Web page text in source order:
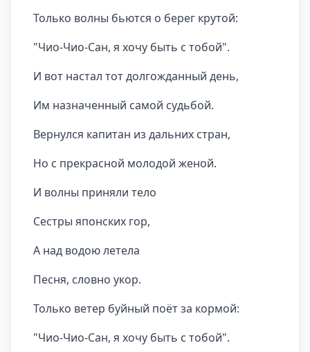
Только волны бьются о берег крутой:
"Чио-Чио-Сан, я хочу быть с тобой".
И вот настал тот долгожданный день,
Им назначенный самой судьбой.
Вернулся капитан из дальних стран,
Но с прекрасной молодой женой.
И волны приняли тело
Сестры японских гор,
А над водою летела
Песня, словно укор.
Только ветер буйный поёт за кормой:
"Чио-Чио-Сан, я хочу быть с тобой".